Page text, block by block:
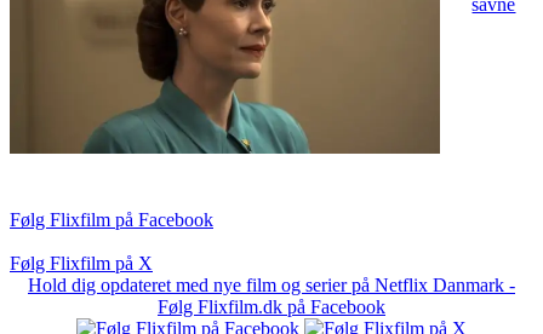
Følg Flixfilm på Facebook
Følg Flixfilm på X
Hold dig opdateret med nye film og serier på Netflix Danmark -
Følg Flixfilm.dk på Facebook